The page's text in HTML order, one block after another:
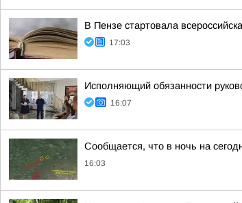
В Пензе стартовала
17:03
Исполняющий обязанности
16:07
Сообщается, что в ночь на
16:03